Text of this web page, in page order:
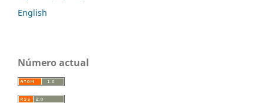
English
Número actual